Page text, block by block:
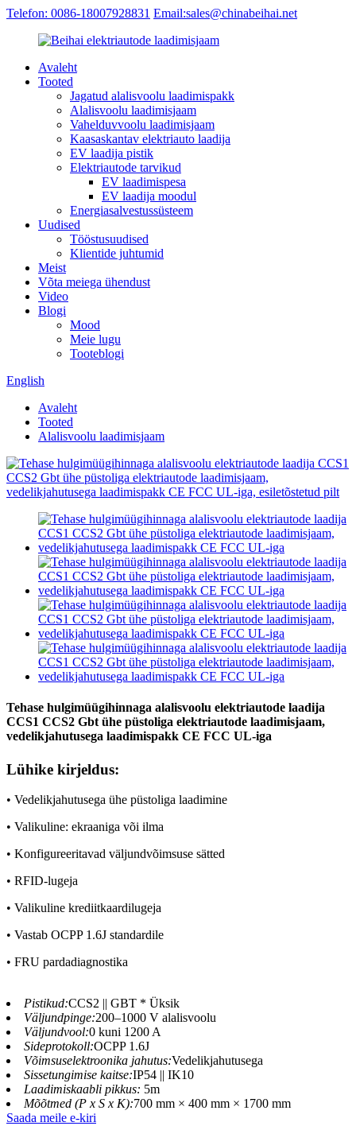
Telefon: 0086-18007928831 Email:sales@chinabeihai.net
Avaleht
Tooted
Jagatud alalisvoolu laadimispakk
Alalisvoolu laadimisjaam
Vahelduvvoolu laadimisjaam
Kaasaskantav elektriauto laadija
EV laadija pistik
Elektriautode tarvikud
EV laadimispesa
EV laadija moodul
Energiasalvestussüsteem
Uudised
Tööstusuudised
Klientide juhtumid
Meist
Võta meiega ühendust
Video
Blogi
Mood
Meie lugu
Tooteblogi
English
Avaleht
Tooted
Alalisvoolu laadimisjaam
Tehase hulgimüügihinnaga alalisvoolu elektriautode laadija
CCS1 CCS2 Gbt ühe püstoliga elektriautode laadimisjaam,
vedelikjahutusega laadimispakk CE FCC UL-iga
Lühike kirjeldus:
• Vedelikjahutusega ühe püstoliga laadimine
• Valikuline: ekraaniga või ilma
• Konfigureeritavad väljundvõimsuse sätted
• RFID-lugeja
• Valikuline krediitkaardilugeja
• Vastab OCPP 1.6J standardile
• FRU pardadiagnostika
Pistikud:CCS2 || GBT * Üksik
Väljundpinge:200–1000 V alalisvoolu
Väljundvool:0 kuni 1200 A
Sideprotokoll:OCPP 1.6J
Võimsuselektroonika jahutus:Vedelikjahutusega
Sissetungimise kaitse:IP54 || IK10
Laadimiskaabli pikkus: 5m
Mõõtmed (P x S x K):700 mm × 400 mm × 1700 mm
Saada meile e-kiri